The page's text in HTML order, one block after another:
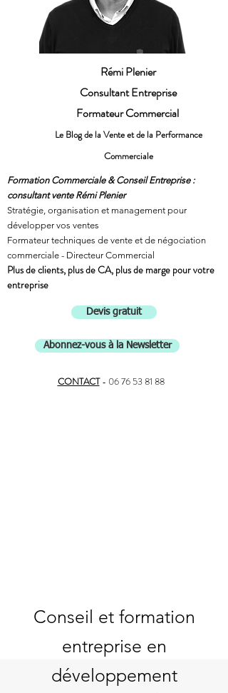
Rémi Plenier
Consultant Entreprise
Formateur Commercial
Le Blog de la Vente et de la Performance
Commerciale
Formation Commerciale & Conseil Entreprise :
consultant vente Rémi Plenier
Stratégie, organisation et management pour
développer vos ventes
Formateur techniques de vente et de négociation
commerciale - Directeur Commercial
Plus de clients, plus de CA, plus de marge pour votre
entreprise
Devis gratuit
Abonnez-vous à la Newsletter
CONTACT- 06 76 53 81 88
Conseil et formation
entreprise en
développement